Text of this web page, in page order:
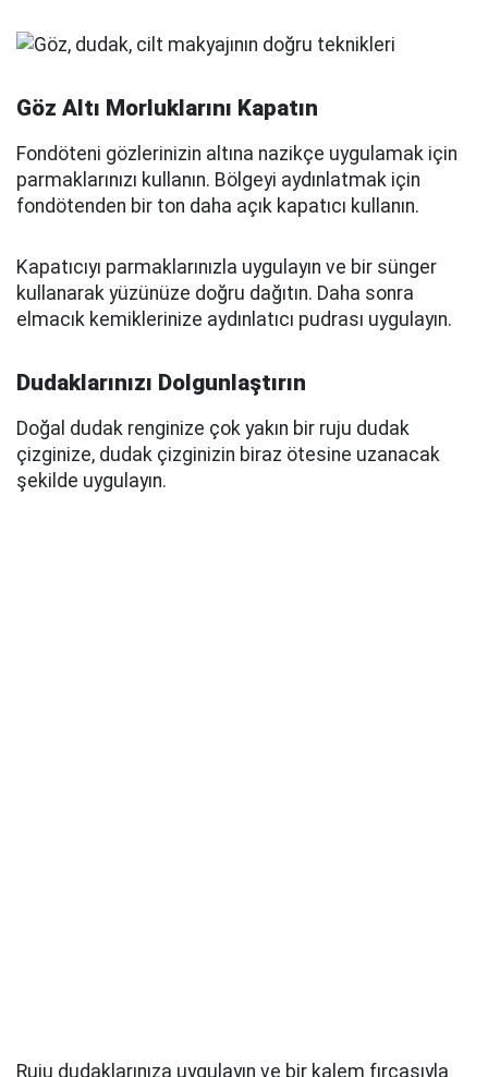
Göz Altı Morluklarını Kapatın
Fondöteni gözlerinizin altına nazikçe uygulamak için
parmaklarınızı kullanın. Bölgeyi aydınlatmak için
fondötenden bir ton daha açık kapatıcı kullanın.
Kapatıcıyı parmaklarınızla uygulayın ve bir sünger
kullanarak yüzünüze doğru dağıtın. Daha sonra
elmacık kemiklerinize aydınlatıcı pudrası uygulayın.
Dudaklarınızı Dolgunlaştırın
Doğal dudak renginize çok yakın bir ruju dudak
çizginize, dudak çizginizin biraz ötesine uzanacak
şekilde uygulayın.
Ruju dudaklarınıza uygulayın ve bir kalem fırçasıyla